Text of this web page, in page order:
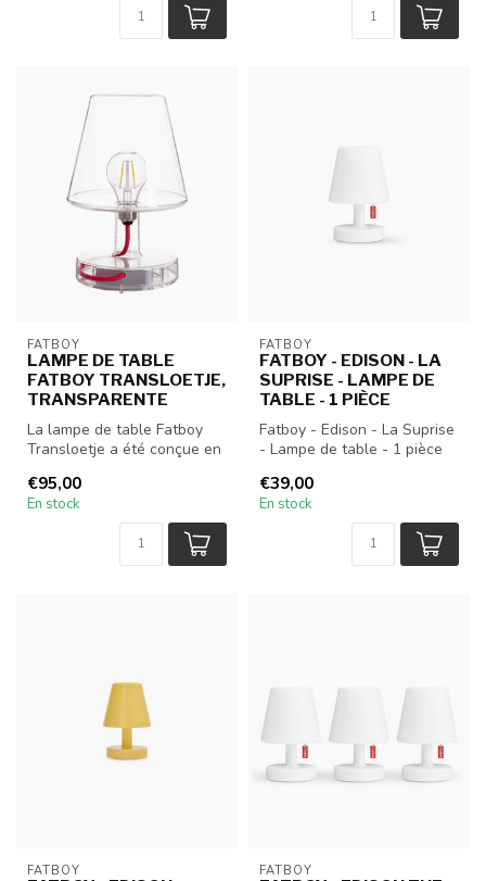
FATBOY
LAMPE DE TABLE
FATBOY TRANSLOETJE,
TRANSPARENTE
La lampe de table Fatboy
Transloetje a été conçue en
€95,00
En stock
FATBOY
FATBOY - EDISON - LA
SUPRISE - LAMPE DE
TABLE - 1 PIÈCE
Fatboy - Edison - La Suprise
- Lampe de table - 1 pièce
€39,00
En stock
FATBOY FATBOY